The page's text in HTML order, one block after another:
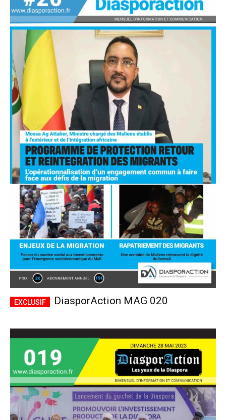
DiasporAction MAG 020